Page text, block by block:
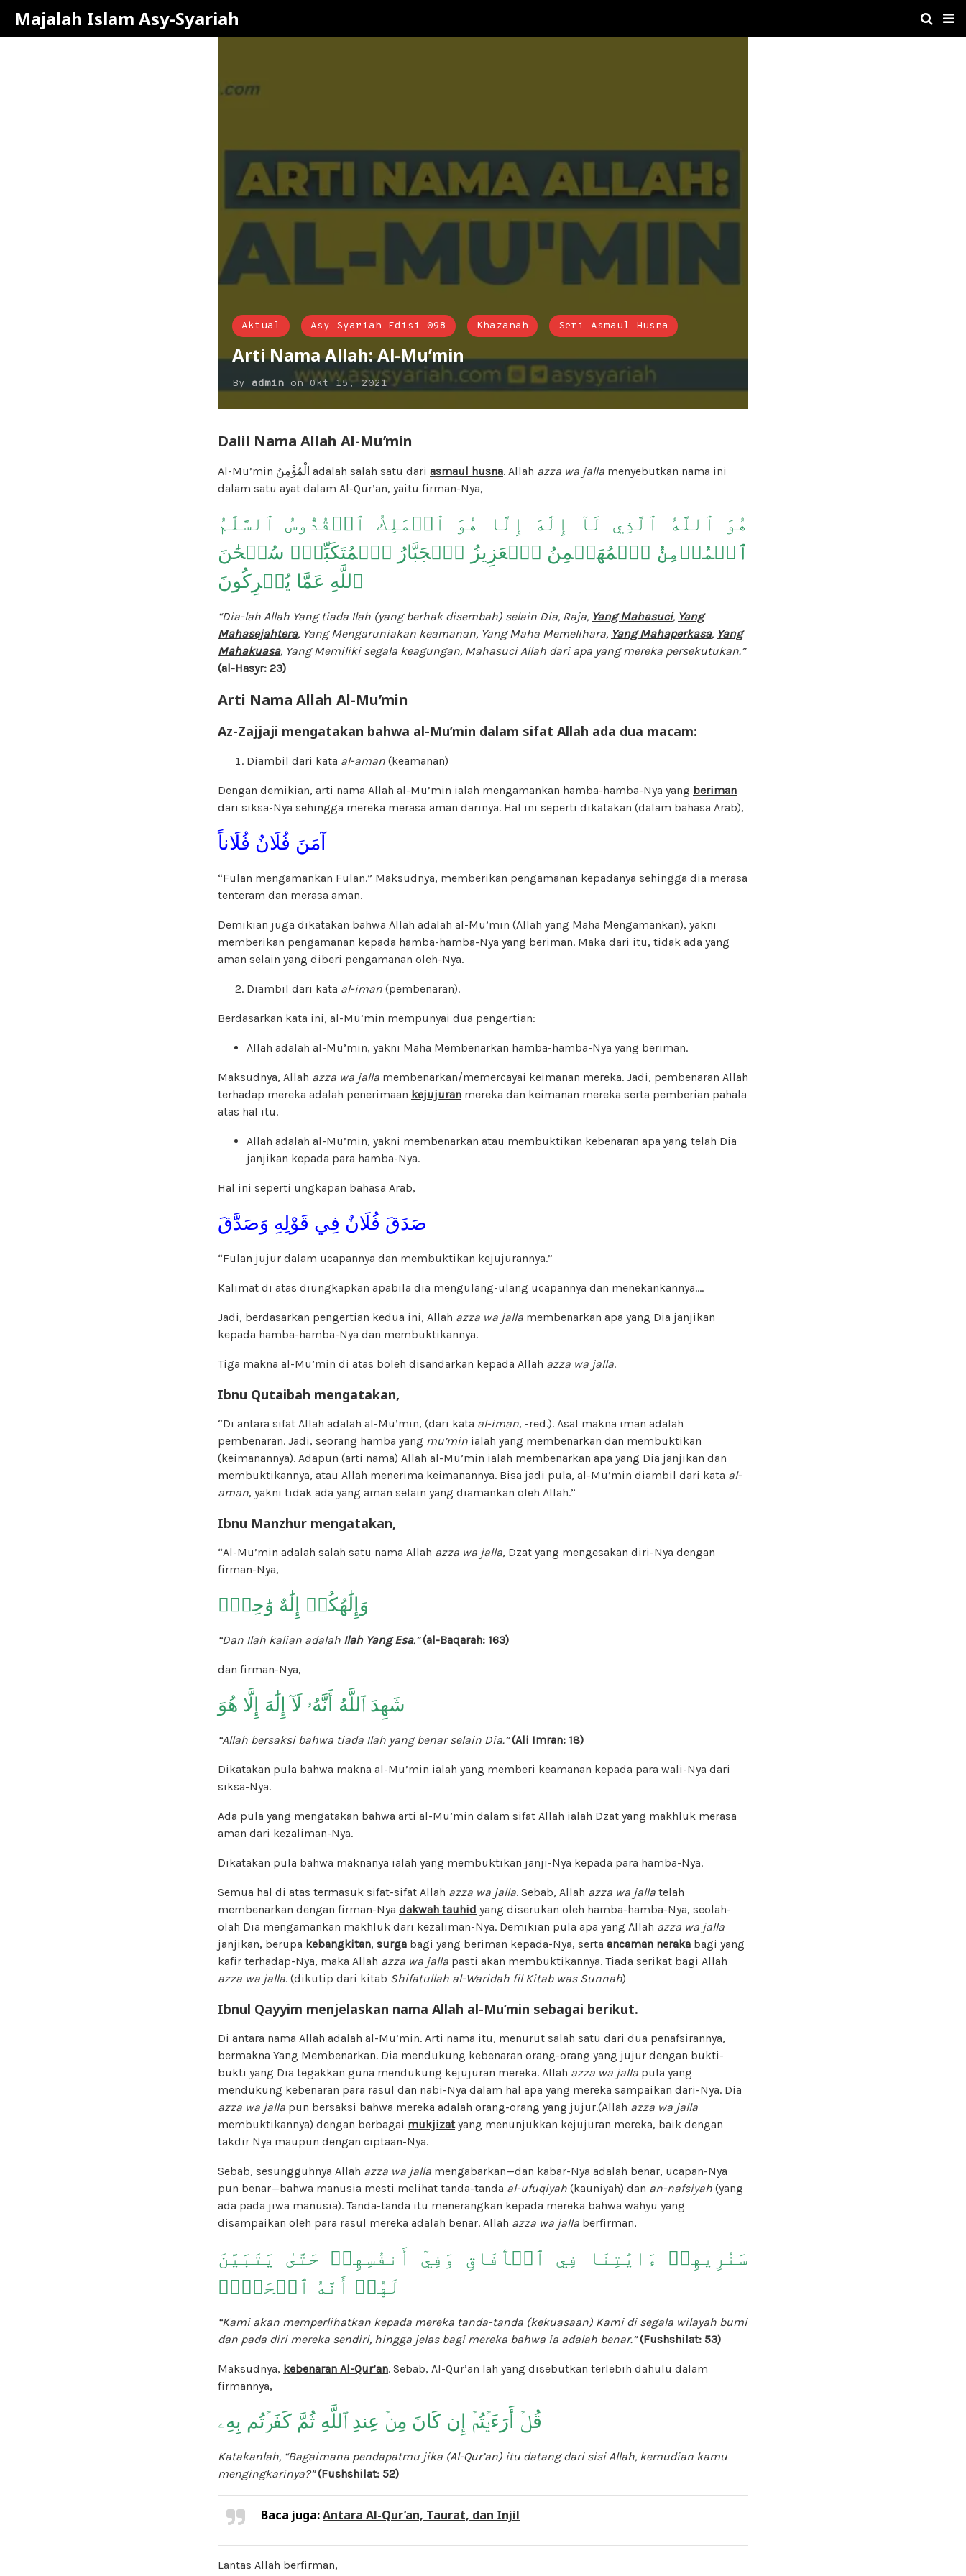
Majalah Islam Asy-Syariah
Aktual Asy Syariah Edisi 098 Khazanah Seri Asmaul Husna
Arti Nama Allah: Al-Mu’min
By admin onOkt 15, 2021
Dalil Nama Allah Al-Mu’min
Al-Mu’min الْمُؤْمِنُ adalah salah satu dari asmaul husna. Allah azza wa jalla menyebutkan nama ini
dalam satu ayat dalam Al-Qur’an, yaitu firman-Nya,
هُوَ ٱللَّهُ ٱلَّذِي لَآ إِلَٰهَ إِلَّا هُوَ ٱلۡمَلِكُ ٱلۡقُدُّوسُ ٱلسَّلَٰمُ
ٱلۡمُؤۡمِنُ ٱلۡمُهَيۡمِنُ ٱلۡعَزِيزُ ٱلۡجَبَّارُ ٱلۡمُتَكَبِّرُۚ سُبۡحَٰنَ
ٱللَّهِ عَمَّا يُشۡرِكُونَ
“Dia-lah Allah Yang tiada Ilah (yang berhak disembah) selain Dia, Raja, Yang Mahasuci, Yang
Mahasejahtera, Yang Mengaruniakan keamanan, Yang Maha Memelihara, Yang Mahaperkasa, Yang
Mahakuasa, Yang Memiliki segala keagungan, Mahasuci Allah dari apa yang mereka persekutukan.”
(al-Hasyr: 23)
Arti Nama Allah Al-Mu’min
Az-Zajjaji mengatakan bahwa al-Mu’min dalam sifat Allah ada dua macam:
Diambil dari kata al-aman (keamanan)
Dengan demikian, arti nama Allah al-Mu’min ialah mengamankan hamba-hamba-Nya yang beriman
dari siksa-Nya sehingga mereka merasa aman darinya. Hal ini seperti dikatakan (dalam bahasa Arab),
آمَنَ فُلَانٌ فُلَاناً
“Fulan mengamankan Fulan.” Maksudnya, memberikan pengamanan kepadanya sehingga dia merasa
tenteram dan merasa aman.
Demikian juga dikatakan bahwa Allah adalah al-Mu’min (Allah yang Maha Mengamankan), yakni
memberikan pengamanan kepada hamba-hamba-Nya yang beriman. Maka dari itu, tidak ada yang
aman selain yang diberi pengamanan oleh-Nya.
Diambil dari kata al-iman (pembenaran).
Berdasarkan kata ini, al-Mu’min mempunyai dua pengertian:
Allah adalah al-Mu’min, yakni Maha Membenarkan hamba-hamba-Nya yang beriman.
Maksudnya, Allah azza wa jalla membenarkan/memercayai keimanan mereka. Jadi, pembenaran Allah
terhadap mereka adalah penerimaan kejujuran mereka dan keimanan mereka serta pemberian pahala
atas hal itu.
Allah adalah al-Mu’min, yakni membenarkan atau membuktikan kebenaran apa yang telah Dia
janjikan kepada para hamba-Nya.
Hal ini seperti ungkapan bahasa Arab,
صَدَقَ فُلَانٌ فِي قَوْلِهِ وَصَدَّقَ
“Fulan jujur dalam ucapannya dan membuktikan kejujurannya.”
Kalimat di atas diungkapkan apabila dia mengulang-ulang ucapannya dan menekankannya….
Jadi, berdasarkan pengertian kedua ini, Allah azza wa jalla membenarkan apa yang Dia janjikan
kepada hamba-hamba-Nya dan membuktikannya.
Tiga makna al-Mu’min di atas boleh disandarkan kepada Allah azza wa jalla.
Ibnu Qutaibah mengatakan,
“Di antara sifat Allah adalah al-Mu’min, (dari kata al-iman, -red.). Asal makna iman adalah
pembenaran. Jadi, seorang hamba yang mu’min ialah yang membenarkan dan membuktikan
(keimanannya). Adapun (arti nama) Allah al-Mu’min ialah membenarkan apa yang Dia janjikan dan
membuktikannya, atau Allah menerima keimanannya. Bisa jadi pula, al-Mu’min diambil dari kata al-
aman, yakni tidak ada yang aman selain yang diamankan oleh Allah.”
Ibnu Manzhur mengatakan,
“Al-Mu’min adalah salah satu nama Allah azza wa jalla, Dzat yang mengesakan diri-Nya dengan
firman-Nya,
وَإِلَٰهُكُمۡ إِلَٰهٌ وَٰحِدٌۖ
“Dan Ilah kalian adalah Ilah Yang Esa.” (al-Baqarah: 163)
dan firman-Nya,
شَهِدَ ٱللَّهُ أَنَّهُۥ لَآ إِلَٰهَ إِلَّا هُوَ
“Allah bersaksi bahwa tiada Ilah yang benar selain Dia.” (Ali Imran: 18)
Dikatakan pula bahwa makna al-Mu’min ialah yang memberi keamanan kepada para wali-Nya dari
siksa-Nya.
Ada pula yang mengatakan bahwa arti al-Mu’min dalam sifat Allah ialah Dzat yang makhluk merasa
aman dari kezaliman-Nya.
Dikatakan pula bahwa maknanya ialah yang membuktikan janji-Nya kepada para hamba-Nya.
Semua hal di atas termasuk sifat-sifat Allah azza wa jalla. Sebab, Allah azza wa jalla telah
membenarkan dengan firman-Nya dakwah tauhid yang diserukan oleh hamba-hamba-Nya, seolah-
olah Dia mengamankan makhluk dari kezaliman-Nya. Demikian pula apa yang Allah azza wa jalla
janjikan, berupa kebangkitan, surga bagi yang beriman kepada-Nya, serta ancaman neraka bagi yang
kafir terhadap-Nya, maka Allah azza wa jalla pasti akan membuktikannya. Tiada serikat bagi Allah
azza wa jalla. (dikutip dari kitab Shifatullah al-Waridah fil Kitab was Sunnah)
Ibnul Qayyim menjelaskan nama Allah al-Mu’min sebagai berikut.
Di antara nama Allah adalah al-Mu’min. Arti nama itu, menurut salah satu dari dua penafsirannya,
bermakna Yang Membenarkan. Dia mendukung kebenaran orang-orang yang jujur dengan bukti-
bukti yang Dia tegakkan guna mendukung kejujuran mereka. Allah azza wa jalla pula yang
mendukung kebenaran para rasul dan nabi-Nya dalam hal apa yang mereka sampaikan dari-Nya. Dia
azza wa jalla pun bersaksi bahwa mereka adalah orang-orang yang jujur.(Allah azza wa jalla
membuktikannya) dengan berbagai mukjizatyang menunjukkan kejujuran mereka, baik dengan
takdir Nya maupun dengan ciptaan-Nya.
Sebab, sesungguhnya Allah azza wa jalla mengabarkan—dan kabar-Nya adalah benar, ucapan-Nya
pun benar—bahwa manusia mesti melihat tanda-tanda al-ufuqiyah (kauniyah) dan an-nafsiyah (yang
ada pada jiwa manusia). Tanda-tanda itu menerangkan kepada mereka bahwa wahyu yang
disampaikan oleh para rasul mereka adalah benar. Allah azza wa jalla berfirman,
سَنُرِيهِمۡ ءَايَٰتِنَا فِي ٱلۡأٓفَاقِ وَفِيٓ أَنفُسِهِمۡ حَتَّىٰ يَتَبَيَّنَ
لَهُمۡ أَنَّهُ ٱلۡحَقُّۗ
“Kami akan memperlihatkan kepada mereka tanda-tanda (kekuasaan) Kami di segala wilayah bumi
dan pada diri mereka sendiri, hingga jelas bagi mereka bahwa ia adalah benar.” (Fushshilat: 53)
Maksudnya, kebenaran Al-Qur’an. Sebab, Al-Qur’an lah yang disebutkan terlebih dahulu dalam
firmannya,
قُلۡ أَرَءَيۡتُمۡ إِن كَانَ مِنۡ عِندِ ٱللَّهِ ثُمَّ كَفَرۡتُم بِهِۦ
Katakanlah, “Bagaimana pendapatmu jika (Al-Qur’an) itu datang dari sisi Allah, kemudian kamu
mengingkarinya?”(Fushshilat: 52)
Baca juga:Antara Al-Qur’an, Taurat, dan Injil
Lantas Allah berfirman,